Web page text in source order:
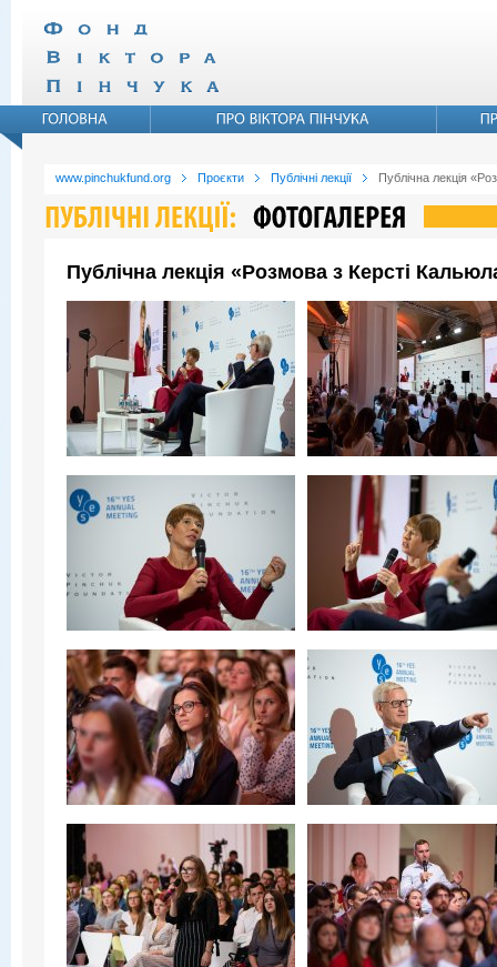
www.pinchukfund.org Проєкти Публічні лекції Публічна лекція
Публічна лекція «Розмова з Керсті